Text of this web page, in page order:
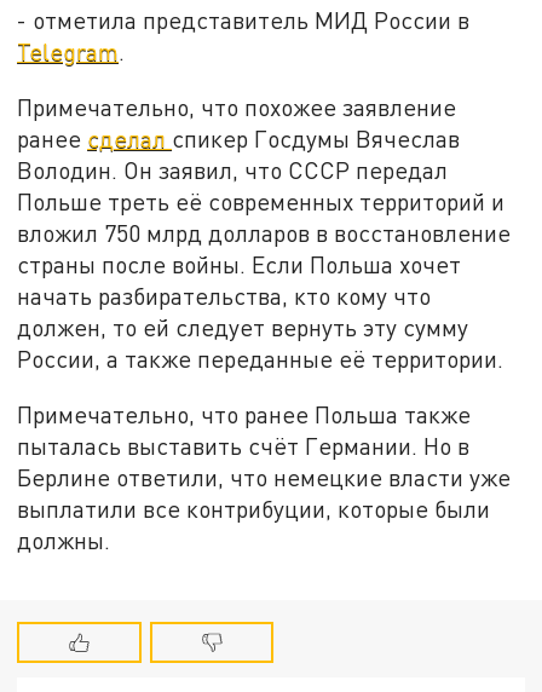
- отметила представитель МИД России в
Telegram.
Примечательно, что похожее заявление
ранее сделал спикер Госдумы Вячеслав
Володин. Он заявил, что СССР передал
Польше треть её современных территорий и
вложил 750 млрд долларов в восстановление
страны после войны. Если Польша хочет
начать разбирательства, кто кому что
должен, то ей следует вернуть эту сумму
России, а также переданные её территории.
Примечательно, что ранее Польша также
пыталась выставить счёт Германии. Но в
Берлине ответили, что немецкие власти уже
выплатили все контрибуции, которые были
должны.